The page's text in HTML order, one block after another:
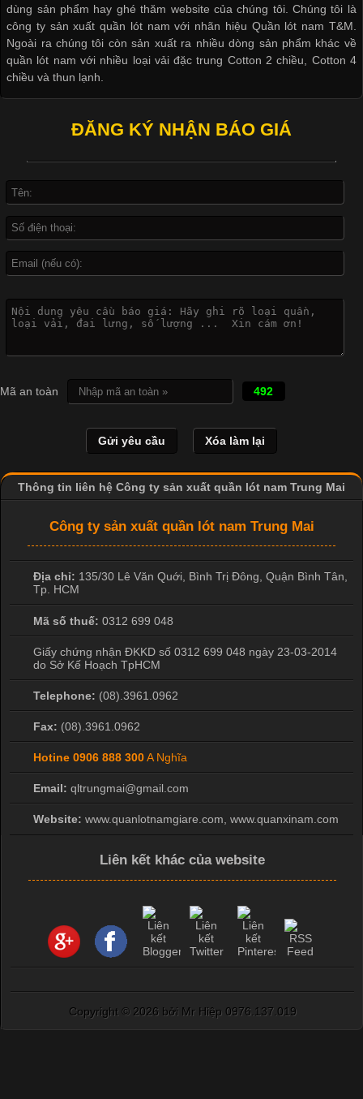
Khám Phá Áo Phông Trang Phục Phổ Biến Nhất Hiện Nay
Áo phông là một trong những trang phục phổ biến nhất trong
Không chỉ xuất hiện trong thời trang thường ngày, áo phông còn
được ứng dụng rộng rãi trong ngành sản xuất may mặc, đặc
biệt là các sản phẩm từ vải thun. Hiện nay,
Đại
Cập nhật 2026-04-21 15:41:03
In Chuyển Nhiệt Là Gì? Công Nghệ In Hiện Đại Trong Ngành
May Mặc Trong ngành in ấn và thời trang, in chuyển nhiệt đang
hình ảnh sắc nét và bền màu. Đặc biệt, kỹ thuật này được ứng
dụng rộng rãi trong sản xuất áo thun, đồ thể thao
dùng sản phẩm hay ghé thăm website của chúng tôi. Chúng tôi là
công ty sản xuất quần lót nam với nhãn hiệu Quần lót nam T&M.
Ngoài ra chúng tôi còn sản xuất ra nhiều dòng sản phẩm khác về
quần lót nam với nhiều loại vải đặc trung Cotton 2 chiều, Cotton 4
chiều và thun lạnh.
ĐĂNG KÝ NHẬN BÁO GIÁ
Mã an toàn 492
Thông tin liên hệ Công ty sản xuất quần lót nam Trung Mai
Công ty sản xuất quần lót nam Trung Mai
Địa chỉ: 135/30 Lê Văn Quới, Bình Trị Đông, Quận Bình Tân,
Tp. HCM
Mã số thuế: 0312 699 048
Giấy chứng nhận ĐKKD số 0312 699 048 ngày 23-03-2014
do Sở Kế Hoạch TpHCM
Telephone: (08).3961.0962
Fax: (08).3961.0962
Hotine 0906 888 300A Nghĩa
Email: qltrungmai@gmail.com
Website: www.quanlotnamgiare.com, www.quanxinam.com
Liên kết khác của website
Copyright © 2026 bởi Mr Hiệp 0976.137.019